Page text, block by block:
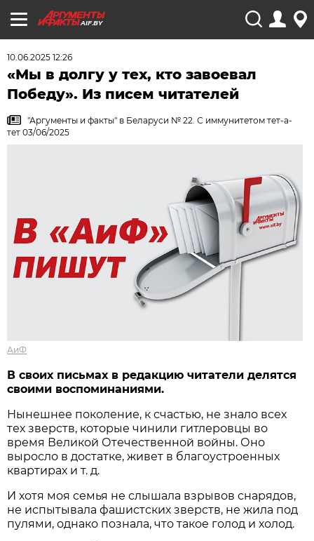
AIF.BY
10.06.2025 12:26
«Мы в долгу у тех, кто завоевал
Победу». Из писем читателей
"Аргументы и факты" в Беларуси № 22. С иммунитетом тет-а-
тет 03/06/2025
АиФ
В своих письмах в редакцию читатели делятся
своими воспоминаниями.
Нынешнее поколение, к счастью, не знало всех
тех зверств, которые чинили гитлеровцы во
время Великой Отечественной войны. Оно
выросло в достатке, живет в благоустроенных
квартирах и т. д.
И хотя моя семья не слышала взрывов снарядов,
не испытывала фашистских зверств, не жила под
пулями, однако познала, что такое голод и холод.